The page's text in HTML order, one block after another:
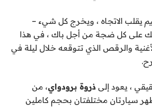
يقلب الاتجاه ، ويخرج كل شيء –
على كل ضجة من أجل باك ، في هذا
والرقص الذي تتوقعه خلال ليلة في
، يعود إلى ذروة برودواي، من
سيارتان مختلفتان بحجم كاملين